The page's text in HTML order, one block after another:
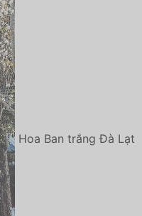
Hoa Ban trắng Đà Lạt